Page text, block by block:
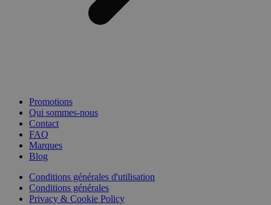
Promotions
Qui sommes-nous
Contact
FAQ
Marques
Blog
Conditions générales d'utilisation
Conditions générales
Privacy & Cookie Policy